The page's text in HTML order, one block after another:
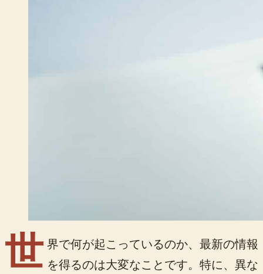
世 界で何が起こっているのか、最新の情報
を得るのは大変なことです。特に、異な